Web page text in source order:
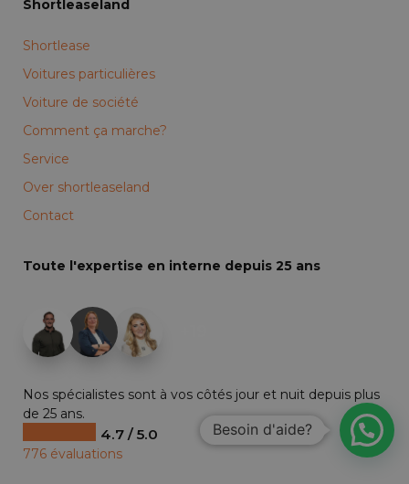
Shortleaseland
Shortlease
Voitures particulières
Voiture de société
Comment ça marche?
Service
Over shortleaseland
Contact
Toute l'expertise en interne depuis 25 ans
Nos spécialistes sont à vos côtés jour et nuit depuis plus
de 25 ans.
4.7 / 5.0
776 évaluations
Besoin d'aide?